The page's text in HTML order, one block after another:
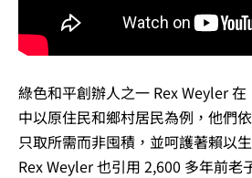
綠色和平創辦人之一 Rex Weyler 在
中以原住民和鄉村居民為例，他們
只取所需而非囤積，並呵護著賴以
Rex Weyler 也引用 2,600 多年前老